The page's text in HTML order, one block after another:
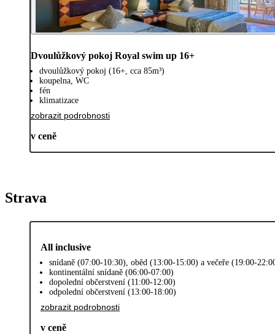
Dvoulůžkový pokoj Royal swim up 16+
dvoulůžkový pokoj (16+, cca 85m³)
koupelna, WC
fén
klimatizace
zobrazit podrobnosti
v ceně
Strava
All inclusive
snídaně (07:00-10:30), oběd (13:00-15:00) a večeře (19:00-
kontinentální snídaně (06:00-07:00)
dopolední občerstvení (11:00-12:00)
odpolední občerstvení (13:00-18:00)
zobrazit podrobnosti
v ceně